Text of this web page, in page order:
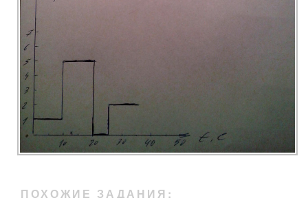
ПОХОЖИЕ ЗАДАНИЯ: